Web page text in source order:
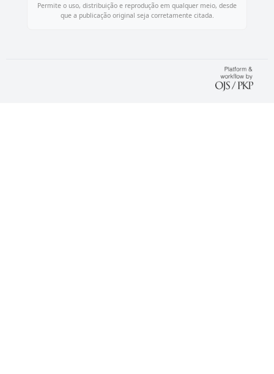
Permite o uso, distribuição e reprodução em qualquer meio, desde
que a publicação original seja corretamente citada.